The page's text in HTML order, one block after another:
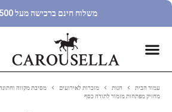
משלוח חינם ברכישה מעל 500 ש"ח !
עמוד הבית חנות מזכרות לאירועים
מסיבת מקווה
מחזיק מפתחות מזמור לתודה כסף